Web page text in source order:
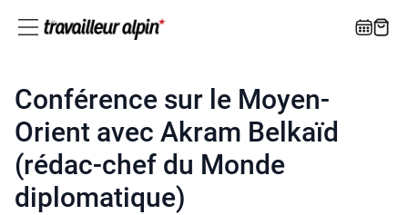
Conférence sur le Moyen-
Orient avec Akram Belkaïd
(rédac-chef du Monde
diplomatique)